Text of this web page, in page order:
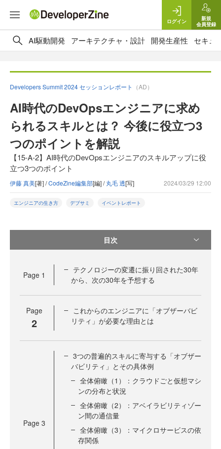
ログイン
新規
会員登録
AI駆動開発 アーキテクチャ・設計 開発生産性 セキュ
Developers Summit 2024 セッションレポート （AD）
AI時代のDevOpsエンジニアに求め
られるスキルとは？ 今後に役立つ3
つのポイントを解説
【15-A-2】AI時代のDevOpsエンジニアのスキルアップに役
立つ3つのポイント
伊藤 真美[著] /CodeZine編集部[編] /丸毛 透[写] 2024/03/29 12:00
エンジニアの生き方 デブサミ イベントレポート
目次
Page 1
テクノロジーの変遷に振り回された30年
から、次の30年を予想する
Page
2
これからのエンジニアに「オブザーバビ
リティ」が必要な理由とは
Page 3
3つの普遍的スキルに寄与する「オブザー
バビリティ」とその具体例
全体俯瞰（1）：クラウドごと仮想マシ
ンの分布と状況
全体俯瞰（2）：アベイラビリティゾー
ン間の通信量
全体俯瞰（3）：マイクロサービスの依
存関係